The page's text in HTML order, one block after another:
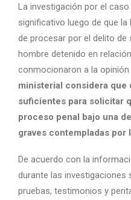
La investigación por el
significativo luego de que
de procesar por el delito de
hombre detenido en
conmocionaron a la opinión
ministerial considera que
suficientes para solicitar
proceso penal bajo una
graves contempladas por
De acuerdo con la
durante las investigaciones
pruebas, testimonios y